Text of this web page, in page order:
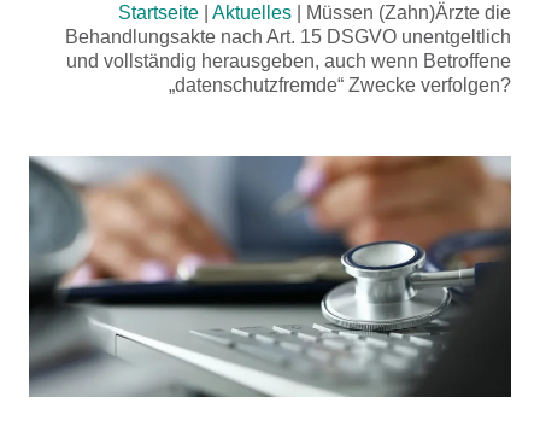
Startseite Aktuelles
Müssen (Zahn)Ärzte die
Behandlungsakte nach Art. 15 DSGVO unentgeltlich
und vollständig herausgeben, auch wenn Betroffene
„datenschutzfremde“ Zwecke verfolgen?